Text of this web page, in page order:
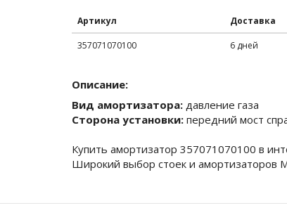
Артикул Доставка
357071070100 6 дней
Описание:
Вид амортизатора: давление газа
Сторона установки: передний мост
Купить амортизатор 357071070100 в
Широкий выбор стоек и амортизаторов